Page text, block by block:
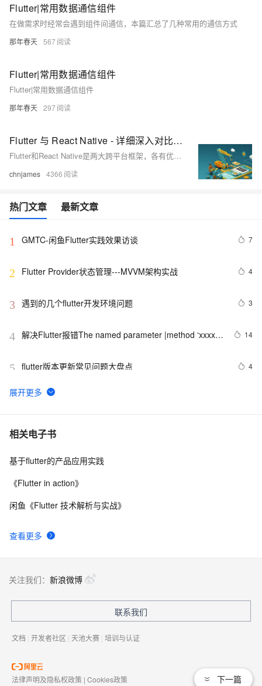
Flutter|常用数据通信组件
在做需求时经常会遇到组件间通信，本篇汇总了几种常用的通信方式
那年春天 567
Flutter|常用数据通信组件
Flutter|常用数据通信组件
那年春天 297
Flutter 与 React Native - 详细深入对比分析（2024 年）
Flutter和React Native是两大跨平台框架，各有优缺点。Flutter性能优越，UI灵活，使用Dart；React Native生态广泛，适合JavaScript开发。
chnjames 4366
热门文章 最新文章
1 GMTC-闲鱼Flutter实践效果访谈 7
2 Flutter Provider状态管理---MVVM架构实战 4
3 遇到的几个flutter开发环境问题 3
4 解决Flutter报错The named parameter |method ‘xxxx‘
14
5 flutter版本更新常见问题大盘点 4
6
Flutter通过BasicMessageChannel与Android iOS 的双向
7 Flutter应用的国际化支持：实现多语言环境的优雅策略
8 Flutter 组件（二）文本 与 输入框组件
叠主屏 | 折叠副屏 | 静态展示 | 动态热切换适配 | 拉伸布
相关电子书
查看更多
基于flutter的产品应用实践
《Flutter in action》
闲鱼《Flutter 技术解析与实战》
下一篇
关注我们： 新浪微博
联系我们
文档 | 开发者社区 | 天池大赛 | 培训与认证
法律声明及隐私权政策 | Cookies政策